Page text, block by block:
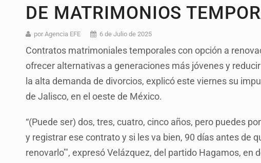
DE MATRIMONIOS
por Agencia EFE 6 de Julio de 2025
Contratos matrimoniales temporales con opción a
ofrecer alternativas a generaciones más jóvenes y
la alta demanda de divorcios, explicó este viernes su
de Jalisco, en el oeste de México.
“(Puede ser) dos, tres, cuatro, cinco años, pero puedes
y registrar ese contrato y si les va bien, 90 días antes de
renovarlo’", expresó Velázquez, del partido Hagamos, en